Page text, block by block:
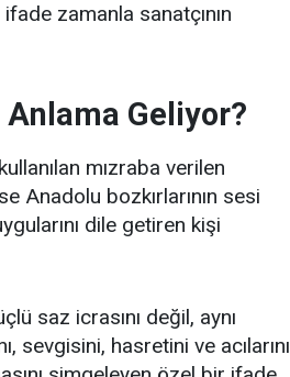
zamanla sanatçının
Anlama Geliyor?
mızraba verilen
Anadolu bozkırlarının sesi
dile getiren kişi
saz icrasını değil, aynı
sevgisini, hasretini ve acılarını